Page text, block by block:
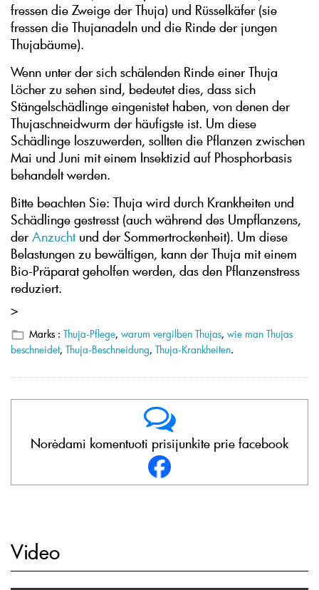
fressen die Zweige der Thuja) und Rüsselkäfer (sie
fressen die Thujanadeln und die Rinde der jungen
Thujabäume).
Wenn unter der sich schälenden Rinde einer Thuja
Löcher zu sehen sind, bedeutet dies, dass sich
Stängelschädlinge eingenistet haben, von denen der
Thujaschneidwurm der häufigste ist. Um diese
Schädlinge loszuwerden, sollten die Pflanzen zwischen
Mai und Juni mit einem Insektizid auf Phosphorbasis
behandelt werden.
Bitte beachten Sie: Thuja wird durch Krankheiten und
Schädlinge gestresst (auch während des Umpflanzens,
der Anzuchtund der Sommertrockenheit). Um diese
Belastungen zu bewältigen, kann der Thuja mit einem
Bio-Präparat geholfen werden, das den Pflanzenstress
reduziert.
>
Marks : Thuja-Pflege, warum vergilben Thujas, wie man Thujas
beschneidet, Thuja-Beschneidung, Thuja-Krankheiten.
Norėdami komentuoti prisijunkite prie facebook
Video